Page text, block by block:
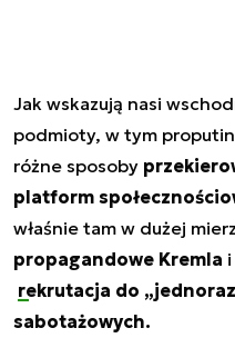
Jak wskazują nasi
podmioty, w tym
różne sposoby
platform
właśnie tam w dużej
propagandowe Kremla
rekrutacja do
sabotażowych.